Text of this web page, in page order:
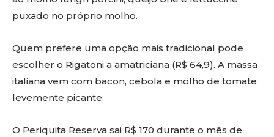
puxado no próprio molho.
Quem prefere uma opção mais tradicional pode
escolher o Rigatoni a amatriciana (R$ 64,9). A massa
italiana vem com bacon, cebola e molho de tomate
levemente picante.
O Periquita Reserva sai R$ 170 durante o mês de